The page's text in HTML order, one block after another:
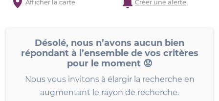
Afficher la carte Créer une alerte
Désolé, nous n’avons aucun bien
répondant à l’ensemble de vos critères
pour le moment 😟
Nous vous invitons à élargir la recherche en
augmentant le rayon de recherche.